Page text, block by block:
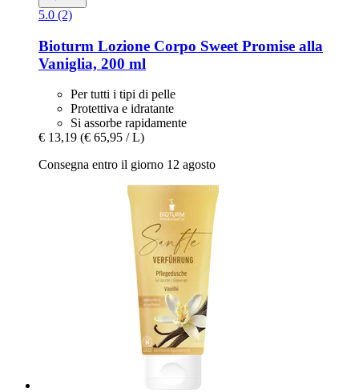
5.0 (2)
Bioturm Lozione Corpo Sweet Promise alla
Vaniglia, 200 ml
Per tutti i tipi di pelle
Protettiva e idratante
Si assorbe rapidamente
€ 13,19 (€ 65,95 / L)
Consegna entro il giorno 12 agosto